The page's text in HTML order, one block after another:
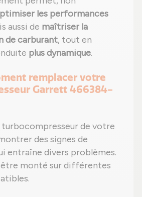
les performances
aussi de maîtriser la
de carburant, tout en
plus dynamique.
remplacer votre
Garrett 466384-
turbocompresseur de votre
des signes de
entraîne divers problèmes.
monté sur différentes